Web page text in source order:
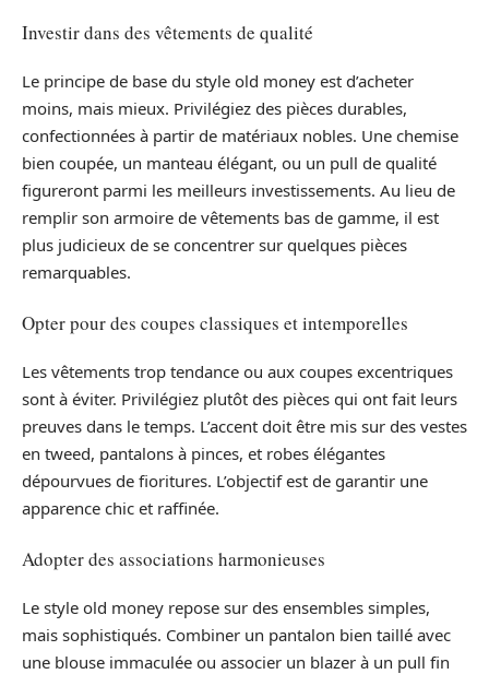
Investir dans des vêtements de qualité
Le principe de base du style old money est d’acheter
moins, mais mieux. Privilégiez des pièces durables,
confectionnées à partir de matériaux nobles. Une chemise
bien coupée, un manteau élégant, ou un pull de qualité
figureront parmi les meilleurs investissements. Au lieu de
remplir son armoire de vêtements bas de gamme, il est
plus judicieux de se concentrer sur quelques pièces
remarquables.
Opter pour des coupes classiques et intemporelles
Les vêtements trop tendance ou aux coupes excentriques
sont à éviter. Privilégiez plutôt des pièces qui ont fait leurs
preuves dans le temps. L’accent doit être mis sur des vestes
en tweed, pantalons à pinces, et robes élégantes
dépourvues de fioritures. L’objectif est de garantir une
apparence chic et raffinée.
Adopter des associations harmonieuses
Le style old money repose sur des ensembles simples,
mais sophistiqués. Combiner un pantalon bien taillé avec
une blouse immaculée ou associer un blazer à un pull fin